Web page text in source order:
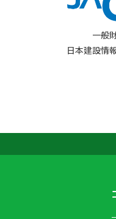
一般
日本建設情